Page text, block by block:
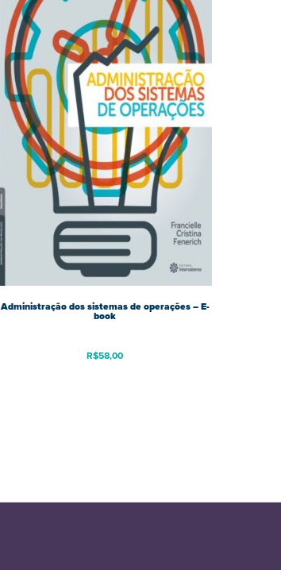
Administração dos sistemas de operações – E-
book
R$58,00